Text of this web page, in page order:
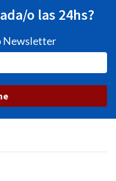
o las 24hs?
Newsletter